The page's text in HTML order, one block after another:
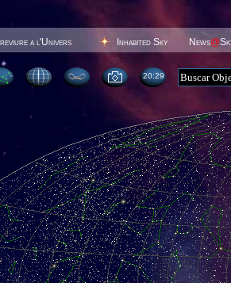
a l'Univers Inhabited Sky News@
20 29